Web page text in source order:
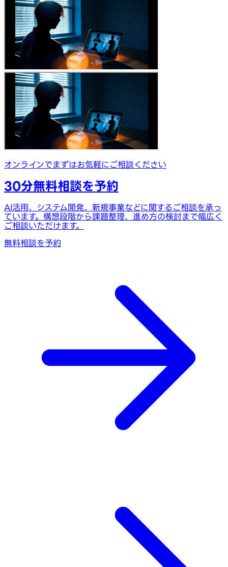
オンラインでまずはお気軽にご相談ください
30分無料相談を予約
AI活用、システム開発、新規事業などに関するご相談を承っ
ています。構想段階から課題整理、進め方の検討まで幅広く
ご相談いただけます。
無料相談を予約